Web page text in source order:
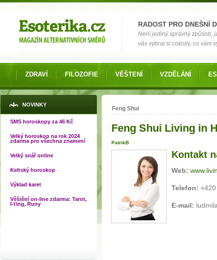
RADOST PRO DNEŠNÍ
Není jediný správný způsob,
vás vybrat si cokoliv, co vám
ZDRAVÍ FILOZOFIE VĚŠTENÍ VZDĚLÁNÍ
NOVINKY
SMS horoskopy za 46 Kč
Velký horoskop na rok 2024
zdarma pro všechna znamení
Velký snář online
Keltský horoskop
Výklad karet
Věštění on-line zdarma: Tarot,
I-ťing, Runy
Jste zde
Feng Shui
Feng Shui Living in
PatrikB
Kontakt
Web:
Telefon:
E-mail: